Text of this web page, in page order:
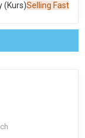
(Kurs)Selling Fast